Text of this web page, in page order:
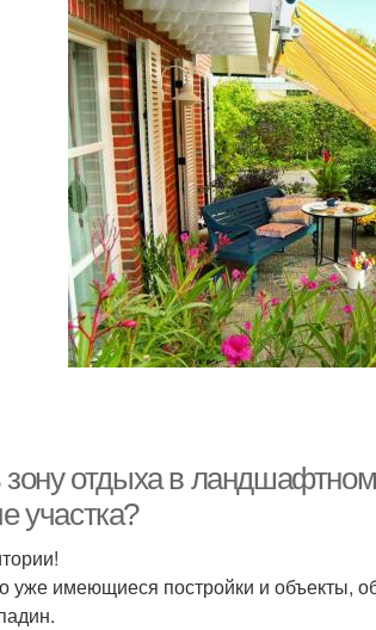
зону отдыха в
участка?
уже имеющиеся постройки и объекты,